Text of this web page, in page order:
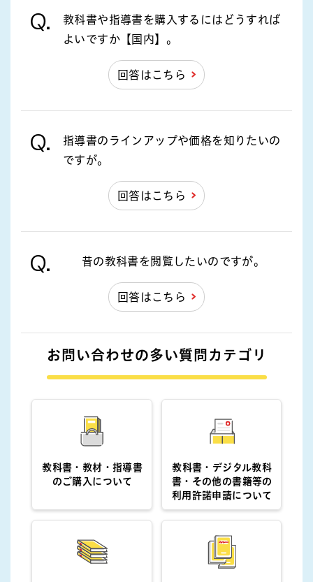
Q.
教科書や指導書を購入するにはどうすれば
よいですか【国内】。
回答はこちら
Q.
指導書のラインアップや価格を知りたいの
ですが。
回答はこちら
Q. 昔の教科書を閲覧したいのですが。
回答はこちら
お問い合わせの多い質問カテゴリ
教科書・教材・指導書
のご購入について
教科書・デジタル教科
書・その他の書籍等の
利用許諾申請について